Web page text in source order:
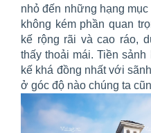
nhỏ đến những hạng
không kém phần quan
kế rộng rãi và cao ráo,
thấy thoải mái. Tiền
kế khá đồng nhất với
ở góc độ nào chúng ta